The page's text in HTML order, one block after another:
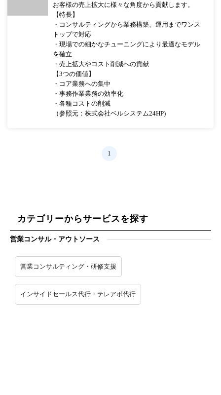
お客様の売上拡大に様々な角度から貢献します。
【特長】
・コンサルティングから業務構築、運用までワンス
トップで対応
・現場での細かなチューニングにより最適なモデル
を確立
・売上拡大やコスト削減への貢献
【3つの価値】
・コア業務への集中
・事務作業業務の効率化
・各種コストの削減
（参照元：株式会社ベルシステム24HP)
1
カテゴリーからサービスを探す
営業コンサル・アウトソース
営業コンサルティング・研修支援
インサイドセールス代行・テレアポ代行